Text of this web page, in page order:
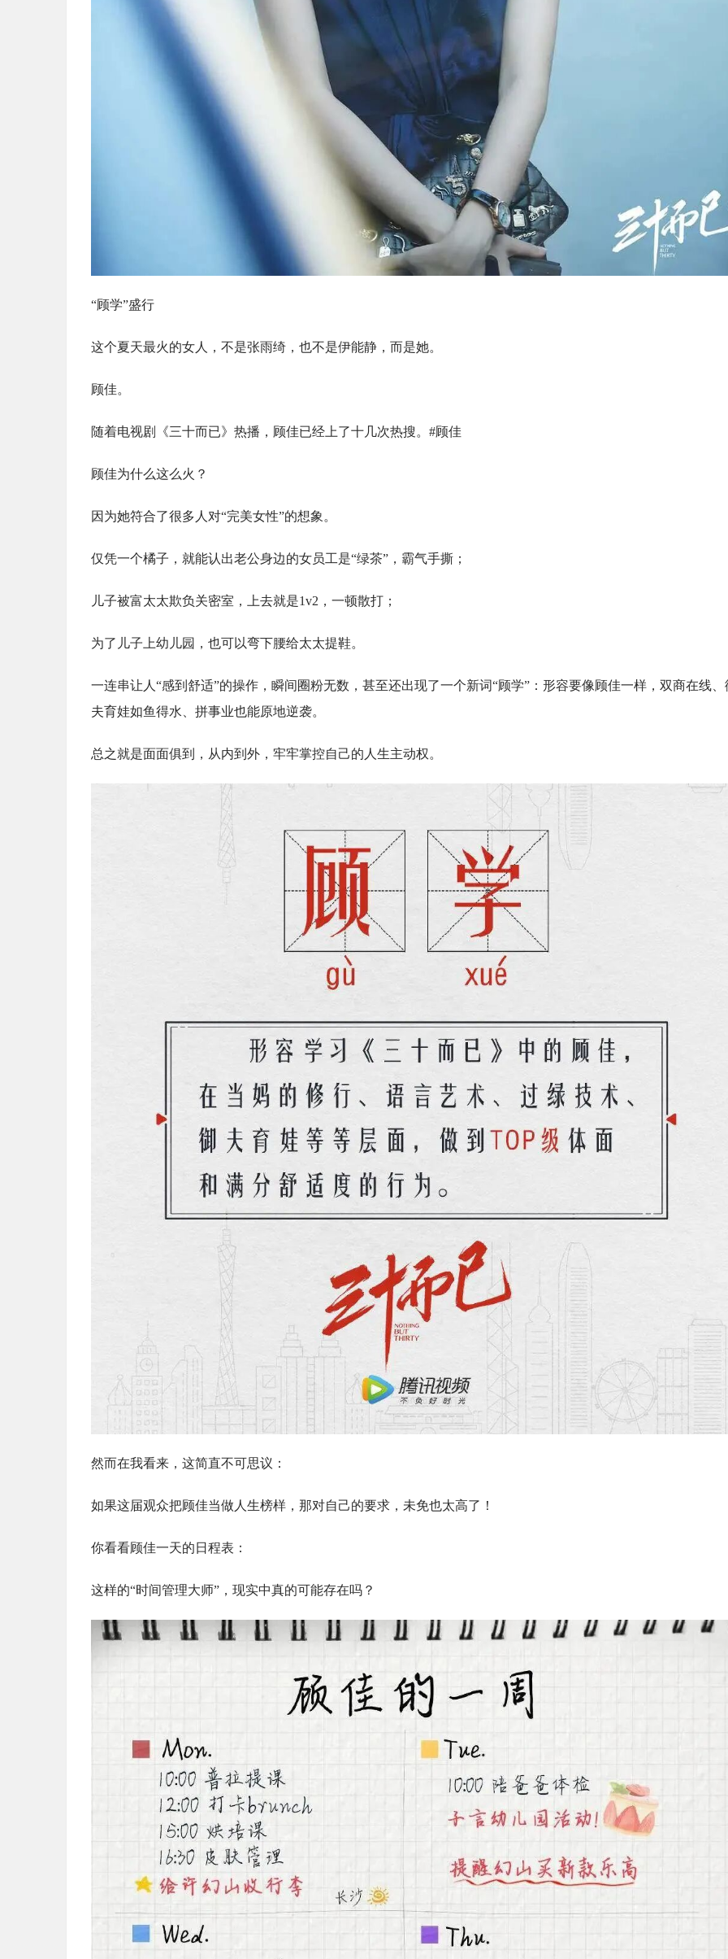
“顾学”盛行
这个夏天最火的女人，不是张雨绮，也不是伊能静，而是她。
顾佳。
随着电视剧《三十而已》热播，顾佳已经上了十几次热搜。#顾佳
顾佳为什么这么火？
因为她符合了很多人对“完美女性”的想象。
仅凭一个橘子，就能认出老公身边的女员工是“绿茶”，霸气手撕；
儿子被富太太欺负关密室，上去就是1v2，一顿散打；
为了儿子上幼儿园，也可以弯下腰给太太提鞋。
一连串让人“感到舒适”的操作，瞬间圈粉无数，甚至还出现了一个新词“顾学”：形容要像顾佳一样，双商在线、
夫育娃如鱼得水、拼事业也能原地逆袭。
总之就是面面俱到，从内到外，牢牢掌控自己的人生主动权。
然而在我看来，这简直不可思议：
如果这届观众把顾佳当做人生榜样，那对自己的要求，未免也太高了！
你看看顾佳一天的日程表：
这样的“时间管理大师”，现实中真的可能存在吗？